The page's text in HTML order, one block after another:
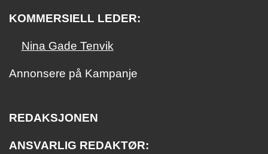
KOMMERSIELL LEDER:
Nina Gade Tenvik
Annonsere på Kampanje
REDAKSJONEN
ANSVARLIG REDAKTØR: